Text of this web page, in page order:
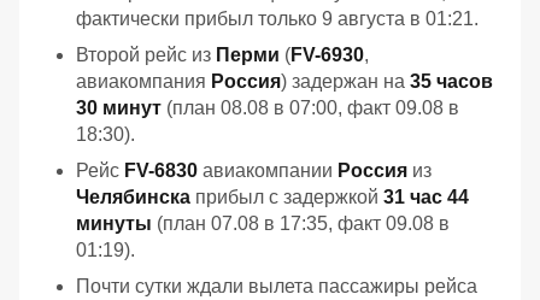
фактически прибыл только 9 августа в 01:21.
Второй рейс из Перми (FV-6930,
авиакомпания Россия) задержан на 35 часов
30 минут (план 08.08 в 07:00, факт 09.08 в
18:30).
Рейс FV-6830 авиакомпании Россия из
Челябинска прибыл с задержкой 31 час 44
минуты (план 07.08 в 17:35, факт 09.08 в
01:19).
Почти сутки ждали вылета пассажиры рейса